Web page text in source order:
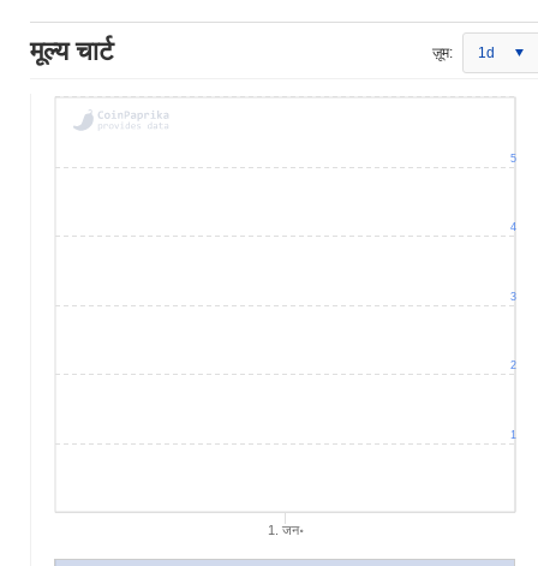
मूल्य चार्ट ज़ूम: 1d
1. जन॰
1
2
3
4
5